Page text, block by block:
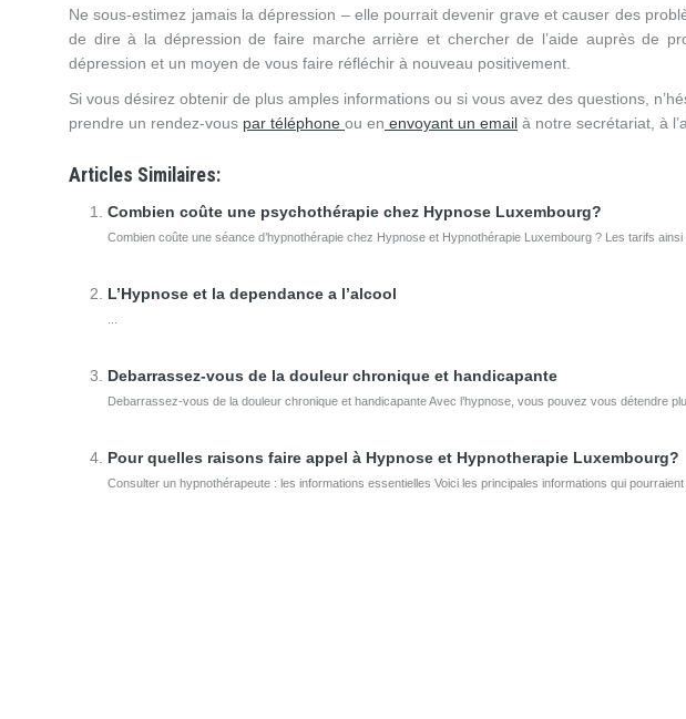
Ne sous-estimez jamais la dépression – elle pourrait devenir grave et causer des
de dire à la dépression de faire marche arrière et chercher de l’aide auprès de
dépression et un moyen de vous faire réfléchir à nouveau positivement.
Si vous désirez obtenir de plus amples informations ou si vous avez des questions,
prendre un rendez-vous par téléphone ou en envoyant un email à notre secrétariat, à
Articles Similaires:
Combien coûte une psychothérapie chez Hypnose Luxembourg?
Combien coûte une séance d’hypnothérapie chez Hypnose et Hypnothérapie Luxembourg ? Les tarifs ainsi
L’Hypnose et la dependance a l’alcool
Debarrassez-vous de la douleur chronique et handicapante
Debarrassez-vous de la douleur chronique et handicapante Avec l’hypnose, vous pouvez vous détendre
Pour quelles raisons faire appel à Hypnose et Hypnotherapie Luxembourg?
Consulter un hypnothérapeute : les informations essentielles Voici les principales informations qui